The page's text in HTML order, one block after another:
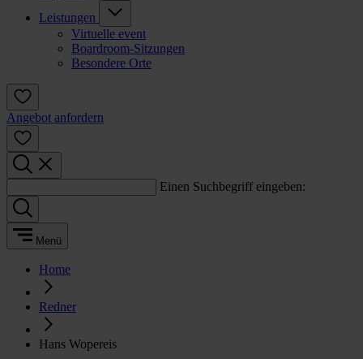
Leistungen
Virtuelle event
Boardroom-Sitzungen
Besondere Orte
Angebot anfordern
Einen Suchbegriff eingeben:
Menü
Home
Redner
Hans Wopereis